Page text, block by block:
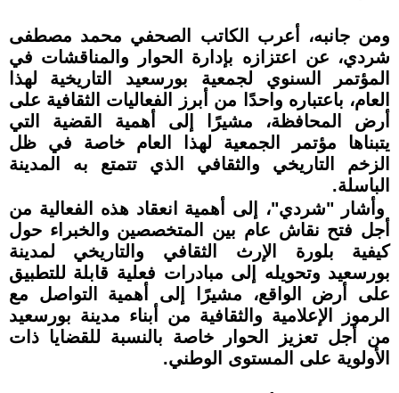
ومن جانبه، أعرب الكاتب الصحفي محمد مصطفى
شردي، عن اعتزازه بإدارة الحوار والمناقشات في
المؤتمر السنوي لجمعية بورسعيد التاريخية لهذا
العام، باعتباره واحدًا من أبرز الفعاليات الثقافية على
أرض المحافظة، مشيرًا إلى أهمية القضية التي
يتبناها مؤتمر الجمعية لهذا العام خاصة في ظل
الزخم التاريخي والثقافي الذي تتمتع به المدينة
الباسلة.
وأشار "شردي"، إلى أهمية انعقاد هذه الفعالية من
أجل فتح نقاش عام بين المتخصصين والخبراء حول
كيفية بلورة الإرث الثقافي والتاريخي لمدينة
بورسعيد وتحويله إلى مبادرات فعلية قابلة للتطبيق
على أرض الواقع، مشيرًا إلى أهمية التواصل مع
الرموز الإعلامية والثقافية من أبناء مدينة بورسعيد
من أجل تعزيز الحوار خاصة بالنسبة للقضايا ذات
الأولوية على المستوى الوطني.